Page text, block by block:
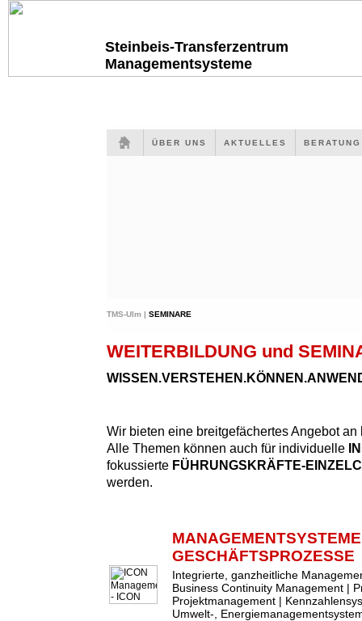
Steinbeis-Transferzentrum
Managementsysteme
ÜBER UNS AKTUELLES
TMS-Ulm | SEMINARE
WEITERBILDUNG und
Wir bieten eine breitgefächertes Angebot an
Alle Themen können auch für individuelle
fokussierte FÜHRUNGSKRÄFTE-
werden.
GESCHÄFTSPROZESSE
Integrierte, ganzheitliche
Business Continuity Management |
Projektmanagement |
Umwelt-,